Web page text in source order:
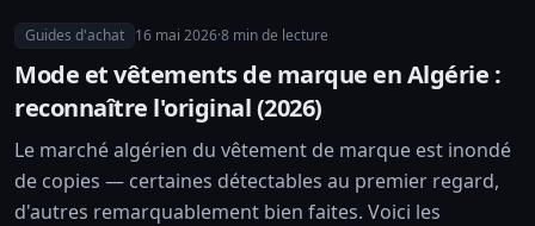
Guides d'achat 16 mai 2026·8 min de lecture
Mode et vêtements de marque en Algérie :
reconnaître l'original (2026)
Le marché algérien du vêtement de marque est inondé
de copies — certaines détectables au premier regard,
d'autres remarquablement bien faites. Voici les